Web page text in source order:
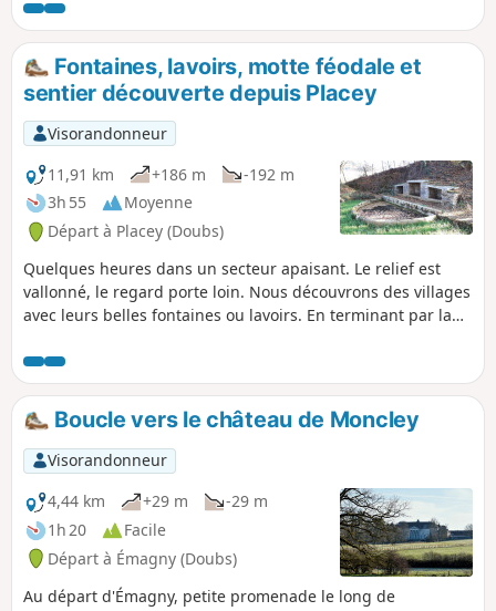
Fontaines, lavoirs, motte féodale et
sentier découverte depuis Placey
Visorandonneur
11,91 km
+186 m
-192 m
3h 55
Moyenne
Départ à Placey (Doubs)
Quelques heures dans un secteur apaisant. Le relief est
vallonné, le regard porte loin. Nous découvrons des villages
avec leurs belles fontaines ou lavoirs. En terminant par la
Boucle vers le château de Moncley
Visorandonneur
4,44 km
+29 m
-29 m
1h 20
Facile
Départ à Émagny (Doubs)
Au départ d'Émagny, petite promenade le long de